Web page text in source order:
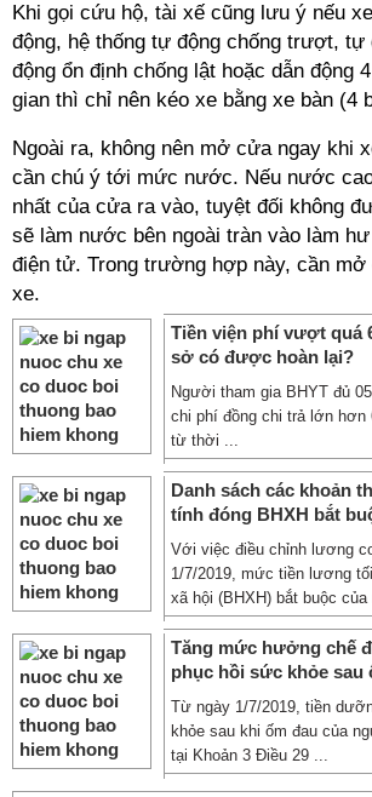
Khi gọi cứu hộ, tài xế cũng lưu ý nếu
động, hệ thống tự động chống trượt, tự
động ổn định chống lật hoặc dẫn động
gian thì chỉ nên kéo xe bằng xe bàn (4
Ngoài ra, không nên mở cửa ngay khi
cần chú ý tới mức nước. Nếu nước
nhất của cửa ra vào, tuyệt đối không
sẽ làm nước bên ngoài tràn vào làm
điện tử. Trong trường hợp này, cần
xe.
Tiền viện phí vượt quá
sở có được hoàn lại?
Người tham gia BHYT đủ
chi phí đồng chi trả lớn
từ thời ...
Danh sách các khoản
tính đóng BHXH bắt
Với việc điều chỉnh lương
1/7/2019, mức tiền lương
xã hội (BHXH) bắt buộc
Tăng mức hưởng chế
phục hồi sức khỏe sau
Từ ngày 1/7/2019, tiền
khỏe sau khi ốm đau của
tại Khoản 3 Điều 29 ...